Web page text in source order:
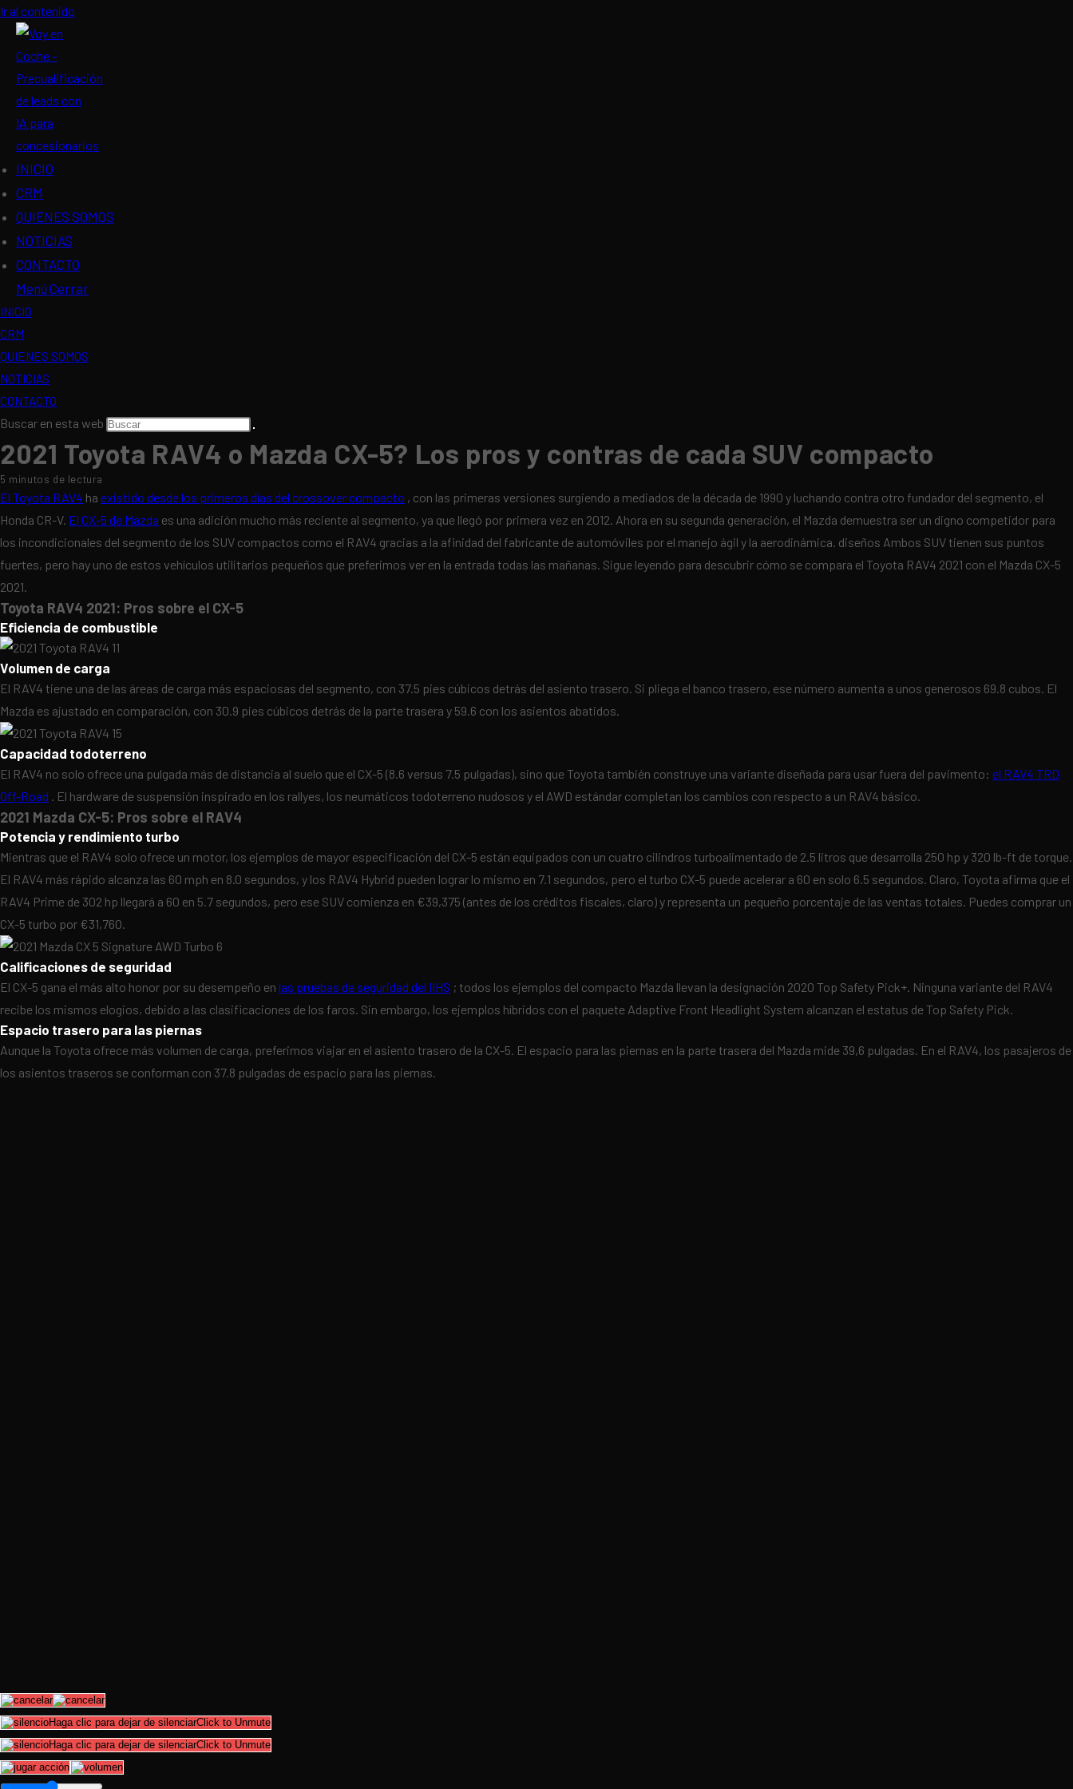
Ir al contenido
INICIO
CRM
QUIENES SOMOS
NOTICIAS
CONTACTO
Menú Cerrar
INICIO
CRM
QUIENES SOMOS
NOTICIAS
CONTACTO
Buscar en esta web
2021 Toyota RAV4 o Mazda CX-5? Los pros y contras de cada SUV compacto
5 minutos de lectura
El Toyota RAV4 ha existido desde los primeros días del crossover compacto , con las primeras versiones surgiendo a mediados de la década de 1990 y luchando contra otro fundador del segmento, el
Honda CR-V. El CX-5 de Mazda es una adición mucho más reciente al segmento, ya que llegó por primera vez en 2012. Ahora en su segunda generación, el Mazda demuestra ser un digno competidor para
los incondicionales del segmento de los SUV compactos como el RAV4 gracias a la afinidad del fabricante de automóviles por el manejo ágil y la aerodinámica. diseños Ambos SUV tienen sus puntos
fuertes, pero hay uno de estos vehículos utilitarios pequeños que preferimos ver en la entrada todas las mañanas. Sigue leyendo para descubrir cómo se compara el Toyota RAV4 2021 con el Mazda CX-5
2021.
Toyota RAV4 2021: Pros sobre el CX-5
Eficiencia de combustible
Volumen de carga
El RAV4 tiene una de las áreas de carga más espaciosas del segmento, con 37.5 pies cúbicos detrás del asiento trasero. Si pliega el banco trasero, ese número aumenta a unos generosos 69.8 cubos. El
Mazda es ajustado en comparación, con 30.9 pies cúbicos detrás de la parte trasera y 59.6 con los asientos abatidos.
Capacidad todoterreno
El RAV4 no solo ofrece una pulgada más de distancia al suelo que el CX-5 (8.6 versus 7.5 pulgadas), sino que Toyota también construye una variante diseñada para usar fuera del pavimento: el RAV4 TRD
Off-Road . El hardware de suspensión inspirado en los rallyes, los neumáticos todoterreno nudosos y el AWD estándar completan los cambios con respecto a un RAV4 básico.
2021 Mazda CX-5: Pros sobre el RAV4
Potencia y rendimiento turbo
Mientras que el RAV4 solo ofrece un motor, los ejemplos de mayor especificación del CX-5 están equipados con un cuatro cilindros turboalimentado de 2.5 litros que desarrolla 250 hp y 320 lb-ft de torque.
El RAV4 más rápido alcanza las 60 mph en 8.0 segundos, y los RAV4 Hybrid pueden lograr lo mismo en 7.1 segundos, pero el turbo CX-5 puede acelerar a 60 en solo 6.5 segundos. Claro, Toyota afirma que el
RAV4 Prime de 302 hp llegará a 60 en 5.7 segundos, pero ese SUV comienza en €39,375 (antes de los créditos fiscales, claro) y representa un pequeño porcentaje de las ventas totales. Puedes comprar un
CX-5 turbo por €31,760.
Calificaciones de seguridad
El CX-5 gana el más alto honor por su desempeño en las pruebas de seguridad del IIHS ; todos los ejemplos del compacto Mazda llevan la designación 2020 Top Safety Pick+. Ninguna variante del RAV4
recibe los mismos elogios, debido a las clasificaciones de los faros. Sin embargo, los ejemplos híbridos con el paquete Adaptive Front Headlight System alcanzan el estatus de Top Safety Pick.
Espacio trasero para las piernas
Aunque la Toyota ofrece más volumen de carga, preferimos viajar en el asiento trasero de la CX-5. El espacio para las piernas en la parte trasera del Mazda mide 39,6 pulgadas. En el RAV4, los pasajeros de
los asientos traseros se conforman con 37.8 pulgadas de espacio para las piernas.
Haga clic para dejar de silenciarClick to Unmute
Haga clic para dejar de silenciarClick to Unmute